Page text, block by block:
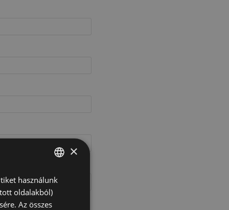
SPANISH
ENGLISH
×
használunk
oldalakból)
Az összes